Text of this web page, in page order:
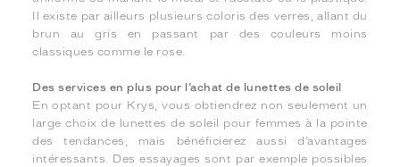
Il existe par ailleurs plusieurs coloris des verres, allant du
brun au gris en passant par des couleurs moins
classiques comme le rose.
Des services en plus pour l’achat de lunettes de soleil
En optant pour Krys, vous obtiendrez non seulement un
large choix de lunettes de soleil pour femmes à la pointe
des tendances, mais bénéficierez aussi d’avantages
intéressants. Des essayages sont par exemple possibles